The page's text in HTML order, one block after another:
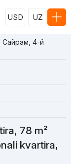
USD UZ
Сайрам, 4-й
78 m²
kvartira,